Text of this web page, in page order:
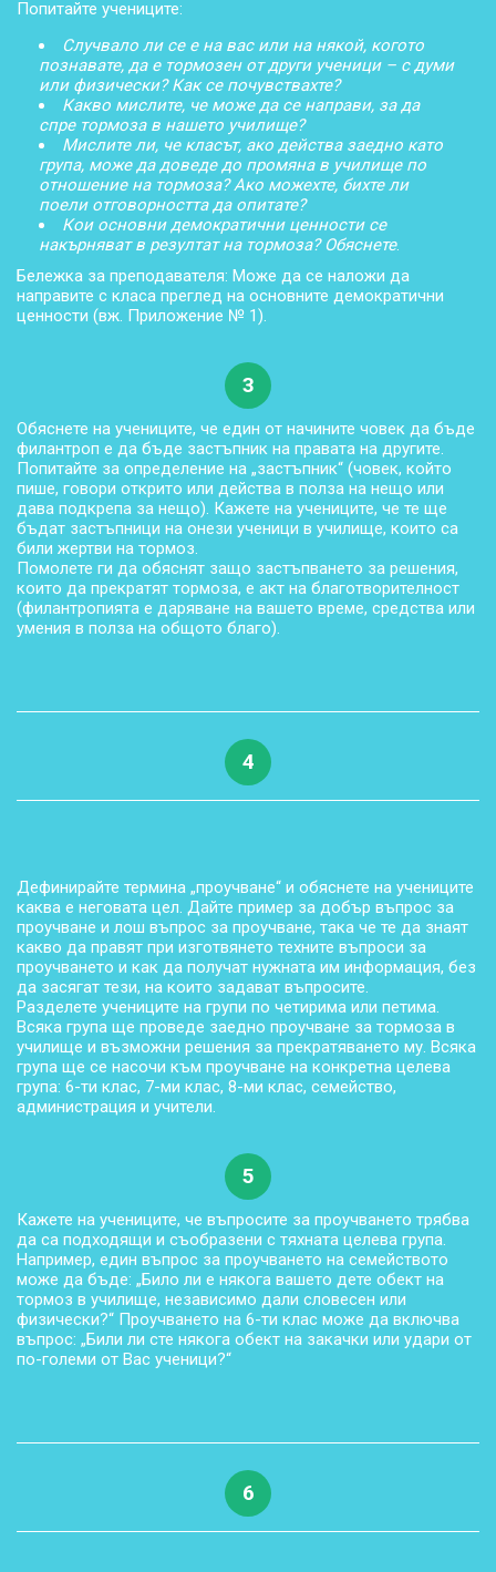
Попитайте учениците:
Случвало ли се е на вас или на някой, когото
познавате, да е тормозен от други ученици – с думи
или физически? Как се почувствахте?
Какво мислите, че може да се направи, за да
спре тормоза в нашето училище?
Мислите ли, че класът, ако действа заедно като
група, може да доведе до промяна в училище по
отношение на тормоза? Ако можехте, бихте ли
поели отговорността да опитате?
Кои основни демократични ценности се
накърняват в резултат на тормоза? Обяснете.
Бележка за преподавателя: Може да се наложи да
направите с класа преглед на основните демократични
ценности (вж. Приложение № 1).
3
Обяснете на учениците, че един от начините човек да бъде
филантроп е да бъде застъпник на правата на другите.
Попитайте за определение на „застъпник“ (човек, който
пише, говори открито или действа в полза на нещо или
дава подкрепа за нещо). Кажете на учениците, че те ще
бъдат застъпници на онези ученици в училище, които са
били жертви на тормоз.
Помолете ги да обяснят защо застъпването за решения,
които да прекратят тормоза, е акт на благотворителност
(филантропията е даряване на вашето време, средства или
умения в полза на общото благо).
4
Дефинирайте термина „проучване“ и обяснете на учениците
каква е неговата цел. Дайте пример за добър въпрос за
проучване и лош въпрос за проучване, така че те да знаят
какво да правят при изготвянето техните въпроси за
проучването и как да получат нужната им информация, без
да засягат тези, на които задават въпросите.
Разделете учениците на групи по четирима или петима.
Всяка група ще проведе заедно проучване за тормоза в
училище и възможни решения за прекратяването му. Всяка
група ще се насочи към проучване на конкретна целева
група: 6-ти клас, 7-ми клас, 8-ми клас, семейство,
администрация и учители.
5
Кажете на учениците, че въпросите за проучването трябва
да са подходящи и съобразени с тяхната целева група.
Например, един въпрос за проучването на семейството
може да бъде: „Било ли е някога вашето дете обект на
тормоз в училище, независимо дали словесен или
физически?“ Проучването на 6-ти клас може да включва
въпрос: „Били ли сте някога обект на закачки или удари от
по-големи от Вас ученици?“
6